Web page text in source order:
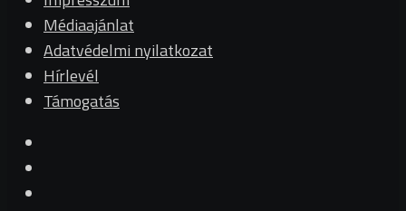
Médiaajánlat
Adatvédelmi nyilatkozat
Hírlevél
Támogatás